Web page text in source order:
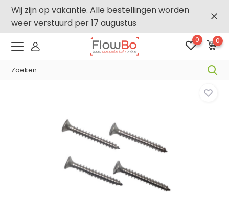
Wij zijn op vakantie. Alle bestellingen worden
weer verstuurd per 17 augustus
0 0